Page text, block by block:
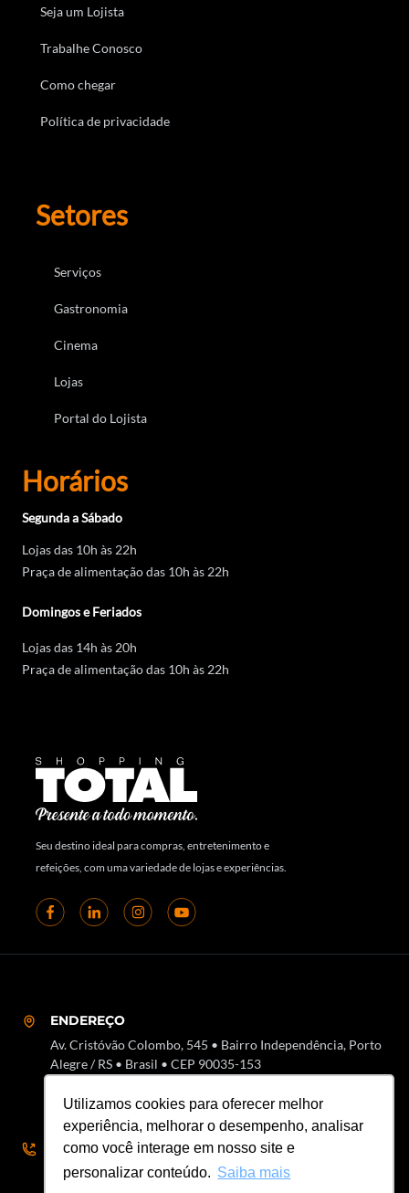
Utilizamos cookies para oferecer melhor
experiência, melhorar o desempenho, analisar
como você interage em nosso site e
personalizar conteúdo. Saiba mais
Seja um Lojista
Trabalhe Conosco
Como chegar
Política de privacidade
Setores
Serviços
Gastronomia
Cinema
Lojas
Portal do Lojista
Horários
Segunda a Sábado
Lojas das 10h às 22h
Praça de alimentação das 10h às 22h
Domingos e Feriados
Lojas das 14h às 20h
Praça de alimentação das 10h às 22h
Seu destino ideal para compras, entretenimento e
refeições, com uma variedade de lojas e experiências.
ENDEREÇO
Av. Cristóvão Colombo, 545 • Bairro Independência, Porto
Alegre / RS • Brasil • CEP 90035-153
SAC
51 3018-7000 • SAC 51 3018-8000